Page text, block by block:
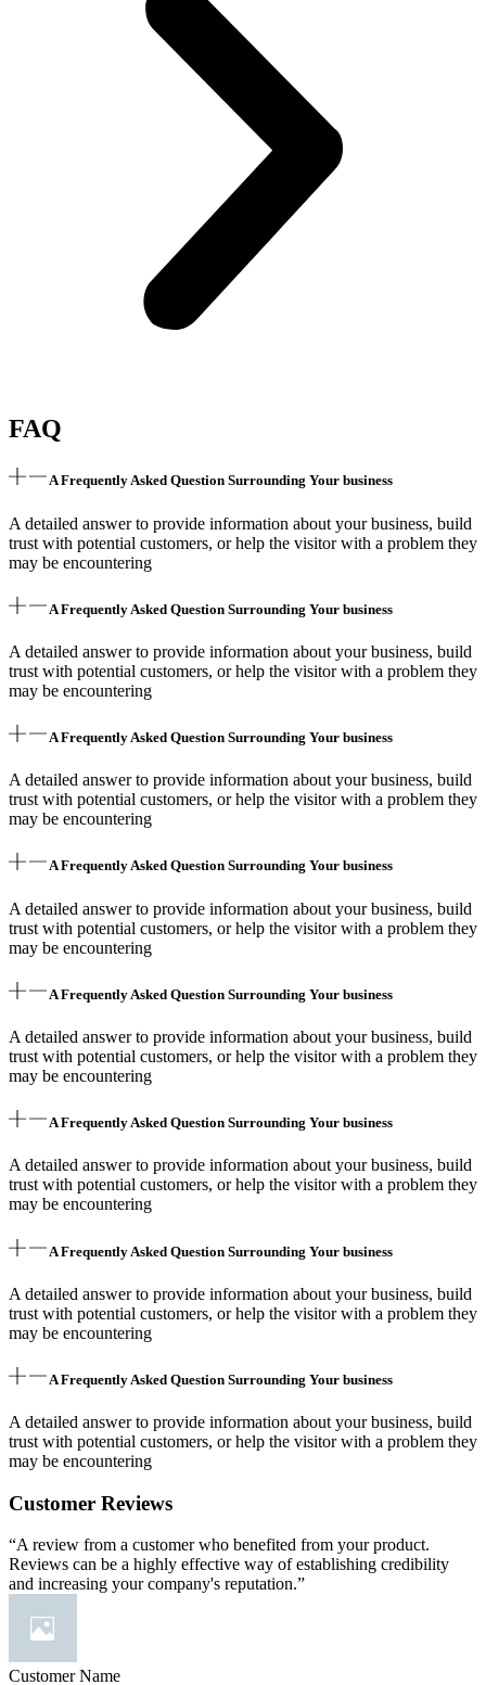
FAQ
A Frequently Asked Question Surrounding Your business
A detailed answer to provide information about your business, build
trust with potential customers, or help the visitor with a problem they
may be encountering
A Frequently Asked Question Surrounding Your business
A detailed answer to provide information about your business, build
trust with potential customers, or help the visitor with a problem they
may be encountering
A Frequently Asked Question Surrounding Your business
A detailed answer to provide information about your business, build
trust with potential customers, or help the visitor with a problem they
may be encountering
A Frequently Asked Question Surrounding Your business
A detailed answer to provide information about your business, build
trust with potential customers, or help the visitor with a problem they
may be encountering
A Frequently Asked Question Surrounding Your business
A detailed answer to provide information about your business, build
trust with potential customers, or help the visitor with a problem they
may be encountering
A Frequently Asked Question Surrounding Your business
A detailed answer to provide information about your business, build
trust with potential customers, or help the visitor with a problem they
may be encountering
A Frequently Asked Question Surrounding Your business
A detailed answer to provide information about your business, build
trust with potential customers, or help the visitor with a problem they
may be encountering
A Frequently Asked Question Surrounding Your business
A detailed answer to provide information about your business, build
trust with potential customers, or help the visitor with a problem they
may be encountering
Customer Reviews
“A review from a customer who benefited from your product.
Reviews can be a highly effective way of establishing credibility
and increasing your company's reputation.”
Customer Name